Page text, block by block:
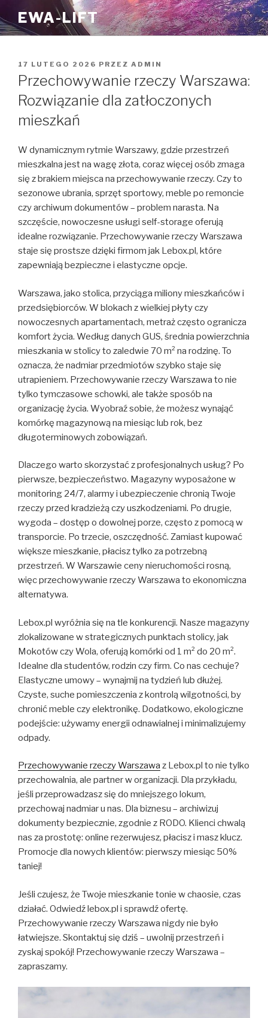
do
treści
EWA-LIFT
OPUBLIKOWANE
W
17 LUTEGO 2026 PRZEZ ADMIN
Przechowywanie rzeczy Warszawa:
Rozwiązanie dla zatłoczonych
mieszkań
W dynamicznym rytmie Warszawy, gdzie przestrzeń
mieszkalna jest na wagę złota, coraz więcej osób zmaga
się z brakiem miejsca na przechowywanie rzeczy. Czy to
sezonowe ubrania, sprzęt sportowy, meble po remoncie
czy archiwum dokumentów – problem narasta. Na
szczęście, nowoczesne usługi self-storage oferują
idealne rozwiązanie. Przechowywanie rzeczy Warszawa
staje się prostsze dzięki firmom jak Lebox.pl, które
zapewniają bezpieczne i elastyczne opcje.
Warszawa, jako stolica, przyciąga miliony mieszkańców i
przedsiębiorców. W blokach z wielkiej płyty czy
nowoczesnych apartamentach, metraż często ogranicza
komfort życia. Według danych GUS, średnia powierzchnia
mieszkania w stolicy to zaledwie 70 m² na rodzinę. To
oznacza, że nadmiar przedmiotów szybko staje się
utrapieniem. Przechowywanie rzeczy Warszawa to nie
tylko tymczasowe schowki, ale także sposób na
organizację życia. Wyobraź sobie, że możesz wynająć
komórkę magazynową na miesiąc lub rok, bez
długoterminowych zobowiązań.
Dlaczego warto skorzystać z profesjonalnych usług? Po
pierwsze, bezpieczeństwo. Magazyny wyposażone w
monitoring 24/7, alarmy i ubezpieczenie chronią Twoje
rzeczy przed kradzieżą czy uszkodzeniami. Po drugie,
wygoda – dostęp o dowolnej porze, często z pomocą w
transporcie. Po trzecie, oszczędność. Zamiast kupować
większe mieszkanie, płacisz tylko za potrzebną
przestrzeń. W Warszawie ceny nieruchomości rosną,
więc przechowywanie rzeczy Warszawa to ekonomiczna
alternatywa.
Lebox.pl wyróżnia się na tle konkurencji. Nasze magazyny
zlokalizowane w strategicznych punktach stolicy, jak
Mokotów czy Wola, oferują komórki od 1 m² do 20 m².
Idealne dla studentów, rodzin czy firm. Co nas cechuje?
Elastyczne umowy – wynajmij na tydzień lub dłużej.
Czyste, suche pomieszczenia z kontrolą wilgotności, by
chronić meble czy elektronikę. Dodatkowo, ekologiczne
podejście: używamy energii odnawialnej i minimalizujemy
odpady.
Przechowywanie rzeczy Warszawa z Lebox.pl to nie tylko
przechowalnia, ale partner w organizacji. Dla przykładu,
jeśli przeprowadzasz się do mniejszego lokum,
przechowaj nadmiar u nas. Dla biznesu – archiwizuj
dokumenty bezpiecznie, zgodnie z RODO. Klienci chwalą
nas za prostotę: online rezerwujesz, płacisz i masz klucz.
Promocje dla nowych klientów: pierwszy miesiąc 50%
taniej!
Jeśli czujesz, że Twoje mieszkanie tonie w chaosie, czas
działać. Odwiedź lebox.pl i sprawdź ofertę.
Przechowywanie rzeczy Warszawa nigdy nie było
łatwiejsze. Skontaktuj się dziś – uwolnij przestrzeń i
zyskaj spokój! Przechowywanie rzeczy Warszawa –
zapraszamy.